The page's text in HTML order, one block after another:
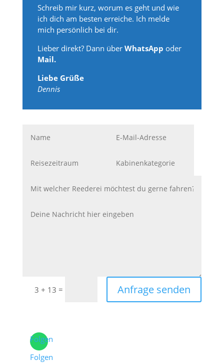
Schreib mir kurz, worum es geht und wie
ich dich am besten erreiche. Ich melde
mich persönlich bei dir.
Lieber direkt? Dann überWhatsApp oder
Mail.
Liebe Grüße
Dennis
3 + 13 = Anfrage senden
Folgen
Folgen